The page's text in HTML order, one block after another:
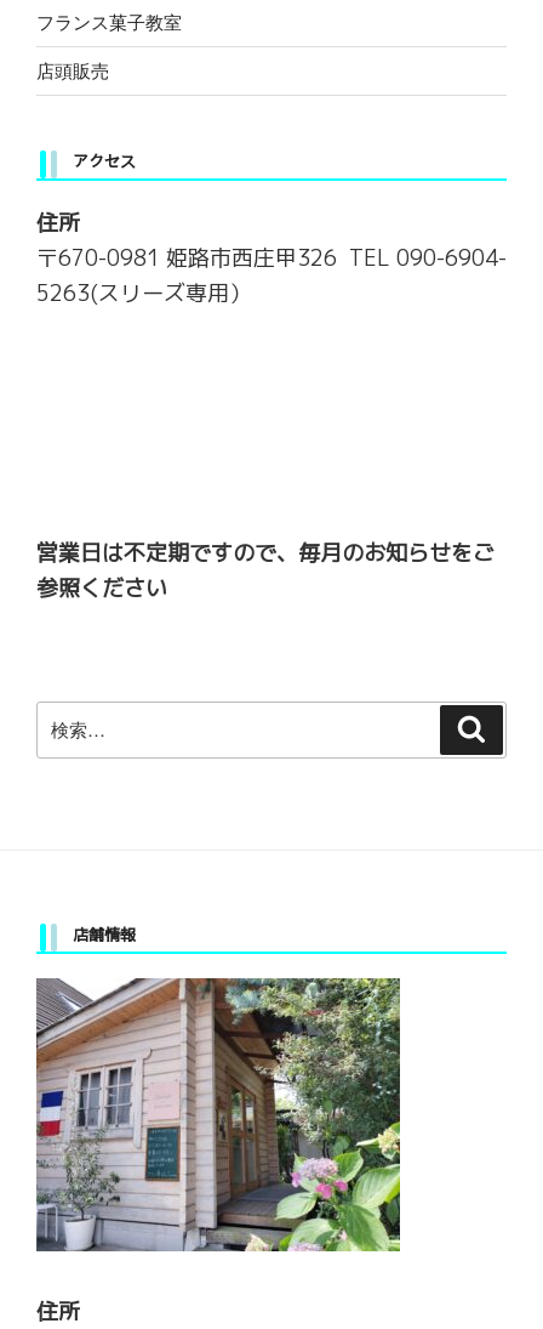
フランス菓子教室
店頭販売
アクセス
住所
〒670-0981 姫路市西庄甲326 TEL 090-6904-
5263(スリーズ専用）
営業日は不定期ですので、毎月のお知らせをご
参照ください
索:
店舗情報
住所